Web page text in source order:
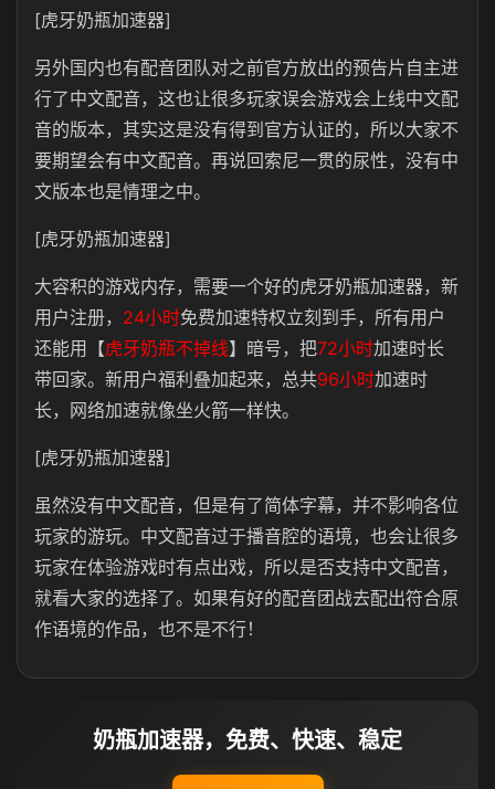
[虎牙奶瓶加速器]
另外国内也有配音团队对之前官方放出的预告片自主进
行了中文配音，这也让很多玩家误会游戏会上线中文配
音的版本，其实这是没有得到官方认证的，所以大家不
要期望会有中文配音。再说回索尼一贯的尿性，没有中
文版本也是情理之中。
[虎牙奶瓶加速器]
大容积的游戏内存，需要一个好的虎牙奶瓶加速器，新
用户注册， 24小时免费加速特权立刻到手，所有用户
还能用【虎牙奶瓶不掉线】暗号，把72小时加速时长
带回家。新用户福利叠加起来，总共96小时加速时
长，网络加速就像坐火箭一样快。
[虎牙奶瓶加速器]
虽然没有中文配音，但是有了简体字幕，并不影响各位
玩家的游玩。中文配音过于播音腔的语境，也会让很多
玩家在体验游戏时有点出戏，所以是否支持中文配音，
就看大家的选择了。如果有好的配音团战去配出符合原
作语境的作品，也不是不行！
奶瓶加速器，免费、快速、稳定